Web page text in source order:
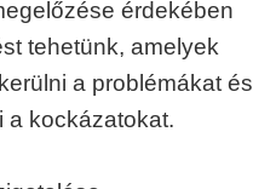
érdekében
tehetünk, amelyek
a problémákat és
a kockázatokat.